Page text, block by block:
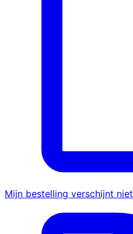
Mijn bestelling verschijnt niet